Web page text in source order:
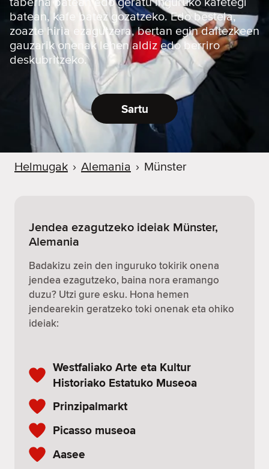
taberna batean edo geratu inguruko kafetegi
batean, kafe batez gozatzeko. Edo bestela,
zoazte hiria ezagutzera, bertan egin daitezkeen
gauzarik onenak lehen aldiz edo berriro
deskubritzeko.
Sartu
Helmugak › Alemania › Münster
Jendea ezagutzeko ideiak Münster,
Alemania
Badakizu zein den inguruko tokirik onena
jendea ezagutzeko, baina nora eramango
duzu? Utzi gure esku. Hona hemen
jendearekin geratzeko toki onenak eta ohiko
ideiak:
Westfaliako Arte eta Kultur
Historiako Estatuko Museoa
Prinzipalmarkt
Picasso museoa
Aasee